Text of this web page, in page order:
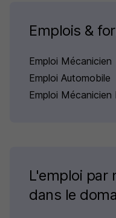
Emplois &
Emploi Mécanicien
Emploi Automobile
Emploi Mécanicien
L'emploi par
dans le